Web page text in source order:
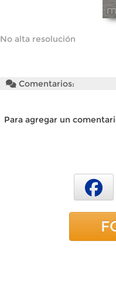
No alta resolución
Comentarios:
Para agregar un